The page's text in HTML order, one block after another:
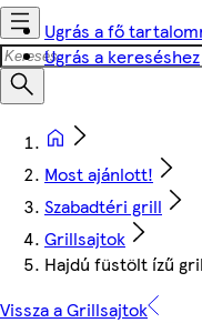
Ugrás a fő
Ugrás a kereséshez
Most ajánlott!
Szabadtéri grill
Grillsajtok
Hajdú füstölt ízű
Vissza a Grillsajtok